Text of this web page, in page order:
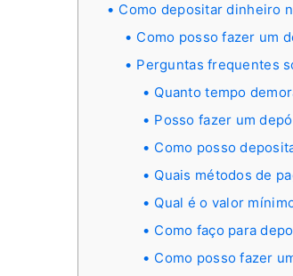
Como depositar dinheiro
Como posso fazer um
Perguntas frequentes
Quanto tempo
Posso fazer um
Como posso
Quais métodos de
Qual é o valor
Como faço para
Como posso fazer